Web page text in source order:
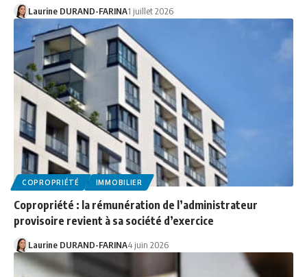
Laurine DURAND-FARINA1 juillet 2026
COPROPRIÉTÉ IMMOBILIER
Copropriété : la rémunération de l’administrateur
provisoire revient à sa société d’exercice
Laurine DURAND-FARINA4 juin 2026